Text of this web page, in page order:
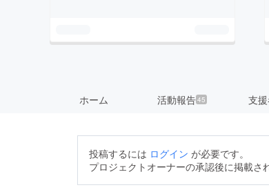
ホーム 活動報告45 支
投稿するには ログイン が必要です。
プロジェクトオーナーの承認後に掲載さ